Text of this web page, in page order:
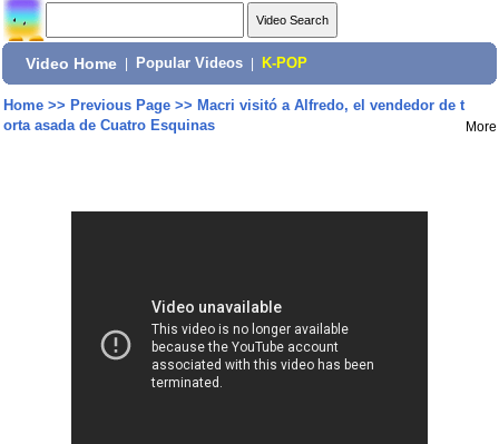
Video Home Popular Videos K-POP
Home>> Previous Page>> Macri visitó a Alfredo, el vendedor de t
orta asada de Cuatro Esquinas
More